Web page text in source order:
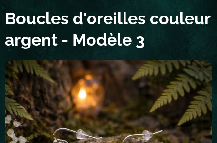
Boucles d'oreilles couleur
argent - Modèle 3